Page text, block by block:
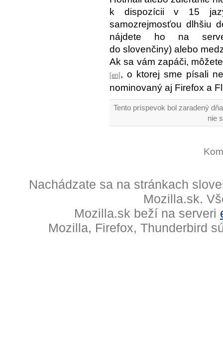
k dispozícii v 15
samozrejmosťou dlhšiu
nájdete ho na
do slovenčiny) alebo
Ak sa vám zapáči,
, o ktorej sme písali
nominovaný aj Firefox a
Tento príspevok bol zaradený
nie
Nachádzate sa na stránkach
Mozilla.sk.
Mozilla.sk beží na serveri
Mozilla, Firefox, Thunderbird